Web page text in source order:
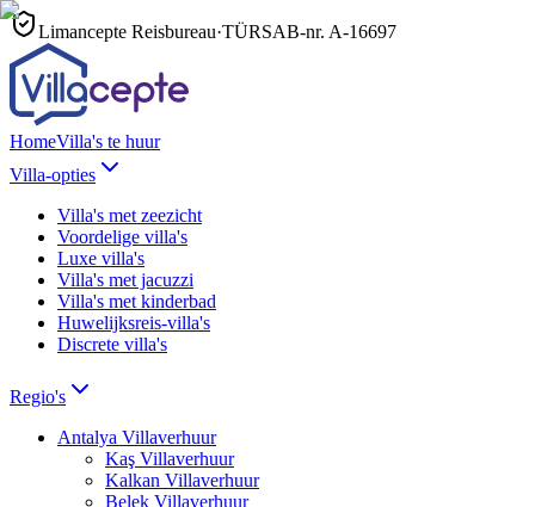
Limancepte Reisbureau·TÜRSAB-nr. A-16697
HomeVilla's te huur
Villa-opties
Villa's met zeezicht
Voordelige villa's
Luxe villa's
Villa's met jacuzzi
Villa's met kinderbad
Huwelijksreis-villa's
Discrete villa's
Regio's
Antalya Villaverhuur
Kaş Villaverhuur
Kalkan Villaverhuur
Belek Villaverhuur